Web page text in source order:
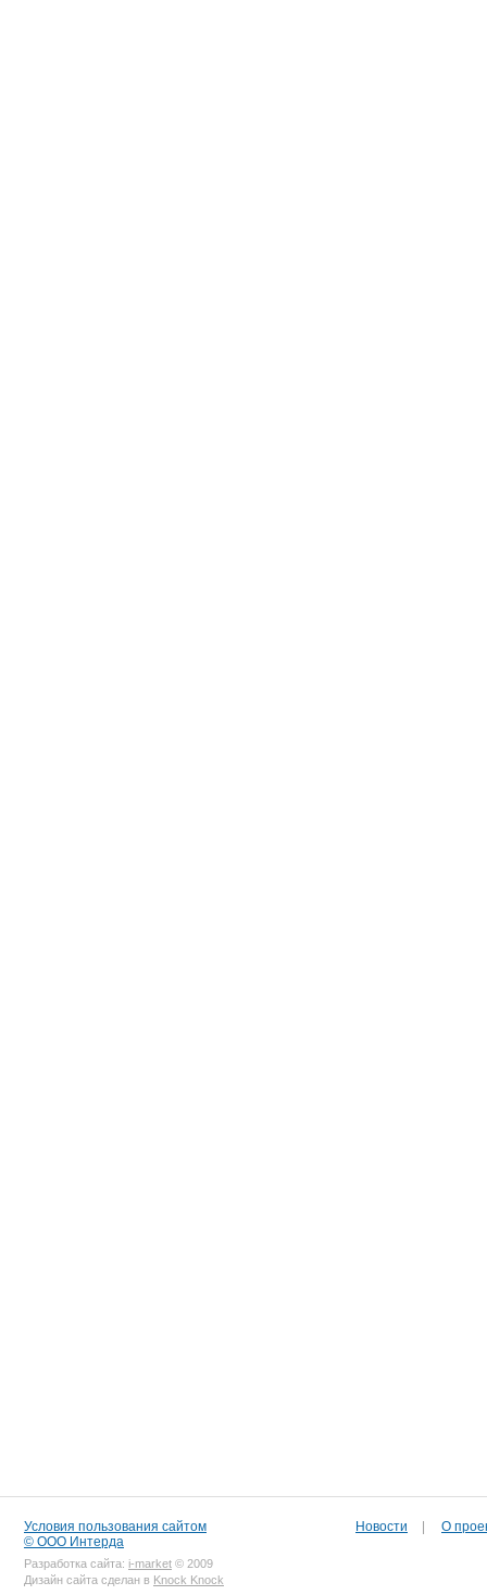
Условия пользования сайтом
© ООО Интерда
Разработка сайта: i-market © 2009
Дизайн сайта сделан в Knock Knock
Новости О